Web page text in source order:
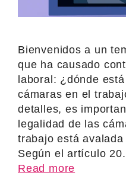
Bienvenidos a un
que ha causado
laboral: ¿dónde
cámaras en el
detalles, es
legalidad de las
trabajo está
Según el artículo
Read more